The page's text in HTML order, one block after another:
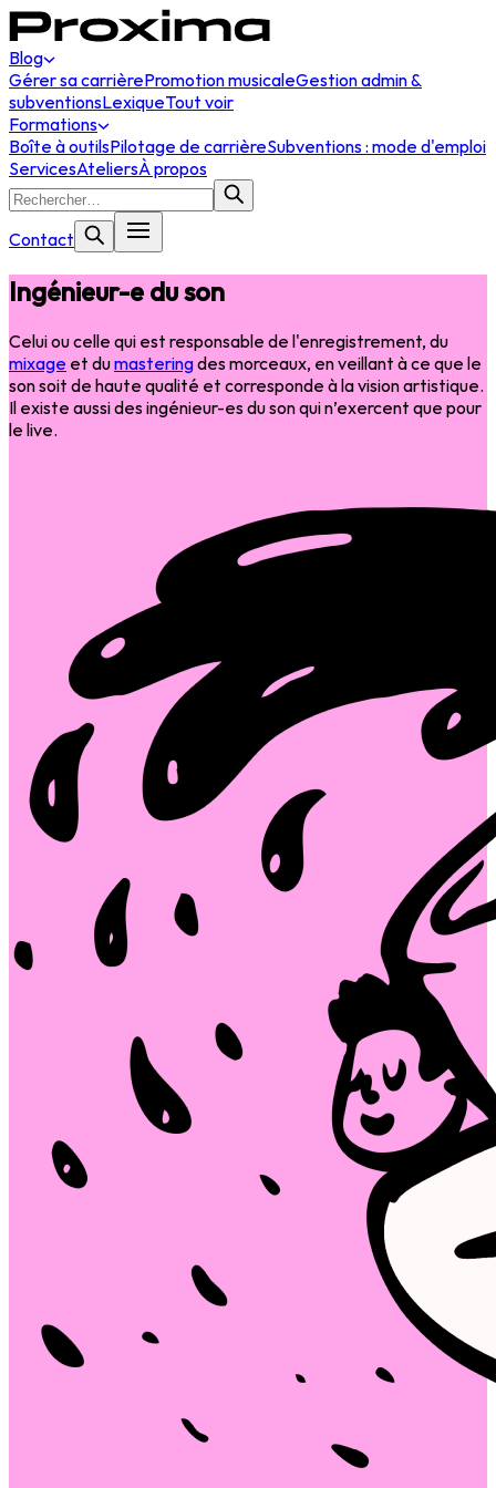
Blog
Gérer sa carrièrePromotion musicaleGestion admin &
subventionsLexiqueTout voir
Formations
Boîte à outilsPilotage de carrièreSubventions : mode d'emploi
ServicesAteliersÀ propos
Contact
Ingénieur-e du son
Celui ou celle qui est responsable de l'enregistrement, du
mixage et dumasteringdes morceaux, en veillant à ce que le
son soit de haute qualité et corresponde à la vision artistique.
Il existe aussi des ingénieur-es du son qui n’exercent que pour
le live.